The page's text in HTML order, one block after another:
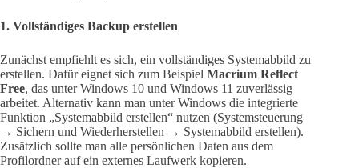
1. Vollständiges Backup erstellen
Zunächst empfiehlt es sich, ein vollständiges Systemabbild zu
erstellen. Dafür eignet sich zum Beispiel Macrium Reflect
Free, das unter Windows 10 und Windows 11 zuverlässig
arbeitet. Alternativ kann man unter Windows die integrierte
Funktion „Systemabbild erstellen“ nutzen (Systemsteuerung
→ Sichern und Wiederherstellen → Systemabbild erstellen).
Zusätzlich sollte man alle persönlichen Daten aus dem
Profilordner auf ein externes Laufwerk kopieren.